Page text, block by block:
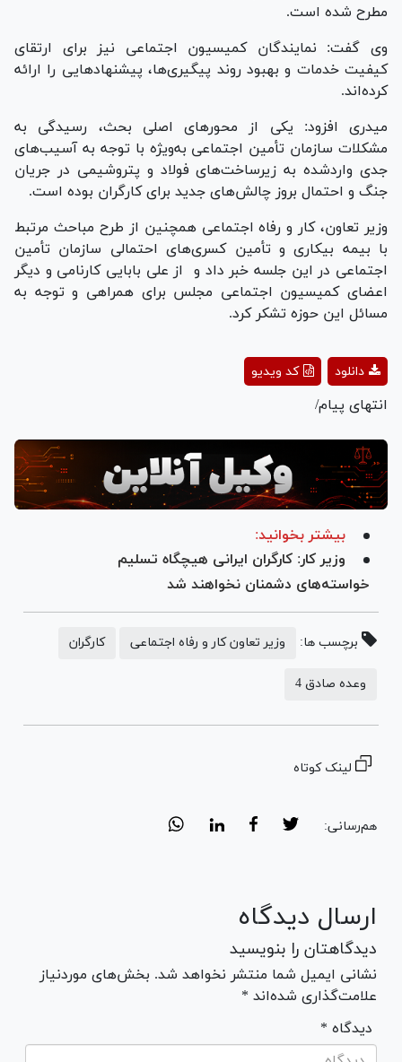
مطرح شده است.
وی گفت: نمایندگان کمیسیون اجتماعی نیز برای ارتقای
کیفیت خدمات و بهبود روند پیگیری‌ها، پیشنهاد‌هایی را ارائه
کرده‌اند.
میدری افزود: یکی از محور‌های اصلی بحث، رسیدگی به
مشکلات سازمان تأمین اجتماعی به‌ویژه با توجه به آسیب‌های
جدی واردشده به زیرساخت‌های فولاد و پتروشیمی در جریان
جنگ و احتمال بروز چالش‌های جدید برای کارگران بوده است.
وزیر تعاون، کار و رفاه اجتماعی همچنین از طرح مباحث مرتبط
با بیمه بیکاری و تأمین کسری‌های احتمالی سازمان تأمین
اجتماعی در این جلسه خبر داد و از علی بابایی کارنامی و دیگر
اعضای کمیسیون اجتماعی مجلس برای همراهی و توجه به
مسائل این حوزه تشکر کرد.
Playکد ویدیو دانلود
انتهای پیام/
بیشتر بخوانید:
وزیر کار: کارگران ایرانی هیچگاه تسلیم
خواسته‌های دشمنان نخواهند شد
برچسب ها: وزیر تعاون کار و رفاه اجتماعی کارگران
وعده صادق 4
لینک کوتاه
هم‌رسانی:
ارسال دیدگاه
دیدگاهتان را بنویسید
نشانی ایمیل شما منتشر نخواهد شد. بخش‌های موردنیاز
علامت‌گذاری شده‌اند *
* دیدگاه